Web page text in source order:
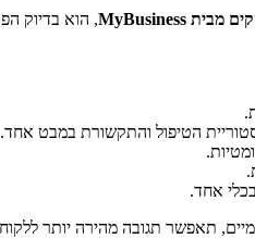
הטיפול והתקשורת במבט אחד.